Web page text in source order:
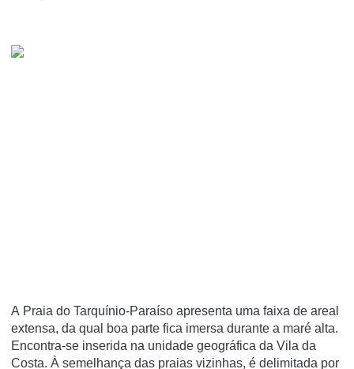
A Praia do Tarquínio-Paraíso apresenta uma faixa de areal
extensa, da qual boa parte fica imersa durante a maré alta.
Encontra-se inserida na unidade geográfica da Vila da
Costa. À semelhança das praias vizinhas, é delimitada por